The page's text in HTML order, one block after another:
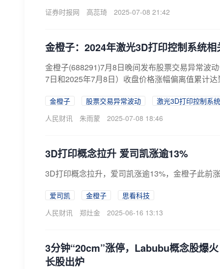
证券时报网
高蕊琦 2025-07-08 21:42
金橙子：2024年激光3D打印控制系统
金橙子(688291)7月8日晚间发布股票交易异常波
7日和2025年7月8日）收盘价格涨幅偏离值累计
金橙子 股票交易异常波动
激光3D打印控制系统
人民财讯
朱雨蒙 2025-07-08 18:46
3D打印概念拉升 爱司凯涨逾13%
3D打印概念拉升，爱司凯涨逾13%，金橙子此前
爱司凯 金橙子
思看科技
人民财讯
郑灶金 2025-06-16 13:13
3分钟“20cm”涨停，Labubu概念股爆
长股出炉